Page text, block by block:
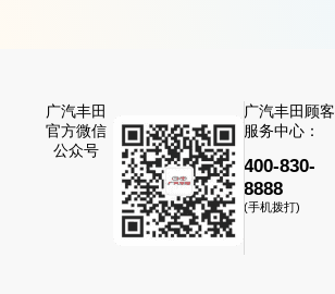
广汽丰田
官方微信
公众号
广汽丰田顾客
服务中心：
400-830-
8888
(手机拨打)